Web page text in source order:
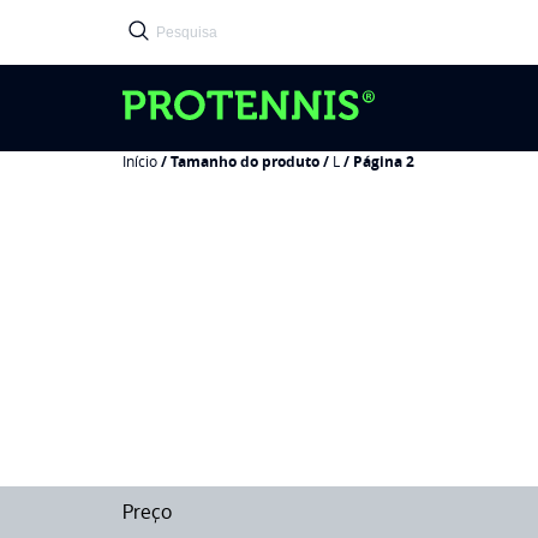
Início/ Tamanho do produto / L / Página 2
Preço